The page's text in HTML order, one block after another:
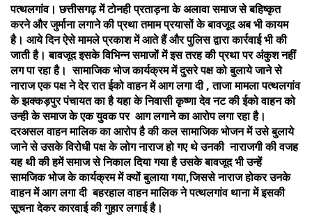
पत्थलगांव। छत्तीसगढ़ में टोनही प्रताड़ना के अलावा समाज से बहिष्कृत
करने और जुर्माना लगाने की प्रथा तमाम प्रयासों के बावजूद अब भी कायम
है। आये दिन ऐसे मामले प्रकाश में आते हैं और पुलिस द्वारा कार्रवाई भी की
जाती है। बावजूद इसके विभिन्न समाजों में इस तरह की प्रथा पर अंकुश नहीं
लग पा रहा है। सामाजिक भोज कार्यक्रम में दुसरे पक्ष को बुलाये जाने से
नाराज एक पक्ष ने देर रात ईको वाहन में आग लगा दी , ताजा मामला पत्थलगांव
के झक्कड़पुर पंचायत का है यहा के निवासी कृष्णा देव नट की ईको वाहन को
उन्ही के समाज के एक युवक पर आग लगाने का आरोप लगा रहा है।
दरअसल वाहन मालिक का आरोप है की कल सामाजिक भोजन में उसे बुलाये
जाने से उसके विरोधी पक्ष के लोग नाराज हो गए थे उनकी नाराजगी की वजह
यह थी की हमें समाज से निकाल दिया गया है उसके बावजूद भी उन्हें
सामजिक भोज के कार्यक्रम में क्यों बुलाया गया,जिससे नाराज होकर उनके
वाहन में आग लगा दी बहरहाल वाहन मालिक ने पत्थलगांव थाना में इसकी
सूचना देकर कारवाई की गुहार लगाई है।